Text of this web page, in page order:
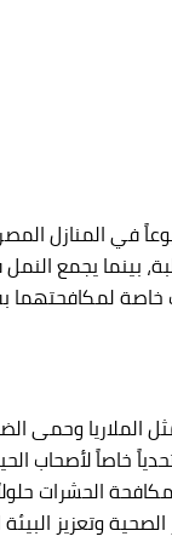
في المنازل
بينما يجمع
خاصة لمكافحتهما
الملاريا وحمى
خاصاً لأصحاب
الحشرات
وتعزيز البيئة